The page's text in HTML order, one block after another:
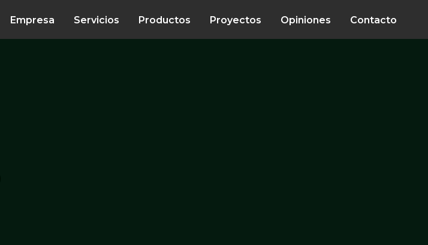
Empresa Servicios Productos Proyectos Opiniones Contacto